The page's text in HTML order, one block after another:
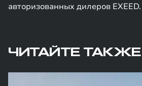
авторизованных дилеров EXEED.
ЧИТАЙТЕ ТАКЖЕ